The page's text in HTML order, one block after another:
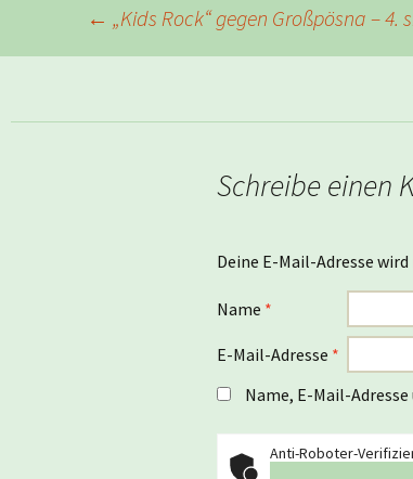
Beitragsnavigation
← „Kids Rock“ gegen Großpösna –
Schreibe einen
Deine E-Mail-Adresse
Name *
E-Mail-Adresse *
Name, E-Mail-
Anti-Roboter-